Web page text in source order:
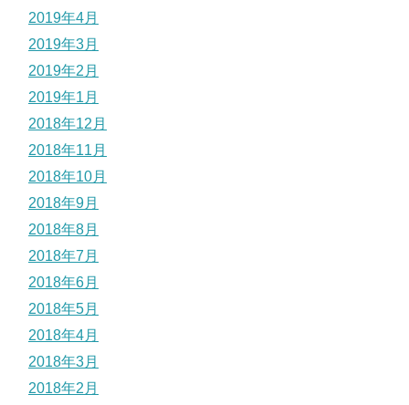
2019年4月
2019年3月
2019年2月
2019年1月
2018年12月
2018年11月
2018年10月
2018年9月
2018年8月
2018年7月
2018年6月
2018年5月
2018年4月
2018年3月
2018年2月